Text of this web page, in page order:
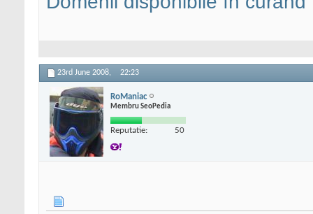
23rd June 2008, 22:23
RoManiac
Membru SeoPedia
Reputatie: 50